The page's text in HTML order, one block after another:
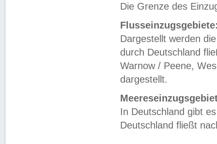
Die Grenze des
Dargestellt werden
durch Deutschland
Warnow / Peene,
dargestellt.
In Deutschland gibt
Deutschland fließt